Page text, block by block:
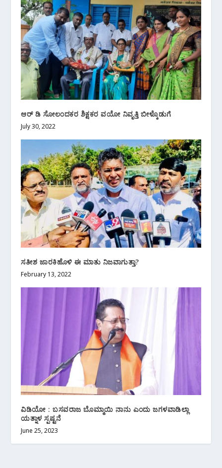
ಆರ್ ಡಿ ಸೋಲಂದಕರ ಶಿಕ್ಷಕರ ವಯೋ ನಿವೃತ್ತಿ ಬೀಳ್ಕೊಡುಗೆ
July 30, 2022
ಸತೀಶ ಜಾರಕಿಹೊಳಿ ಈ ಮಾತು ನಿಜವಾಗುತ್ತಾ?
February 13, 2022
ವಿಡಿಯೋ : ಬಸವರಾಜ ಬೊಮ್ಮಾಯಿ ನಾನು ಎಂದು ಜಗಳವಾಡಿಲ್ಲಾ
ಯತ್ನಾಳ ಸ್ಪಷ್ಟನೆ
June 25, 2023